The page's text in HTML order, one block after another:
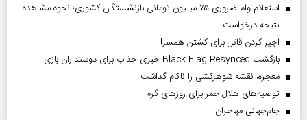
استعلام وام ضروری ۷۵ میلیون تومانی بازنشستگان کشوری؛ نحوه مشاهده
نتیجه درخواست
اجیر کردن قاتل برای کشتن همسر!
بازگشت Black Flag Resynced خبری جذاب برای دوستداران بازی
معجزه، نقشه شوهرکشی را ناکام گذاشت
توصیه‌های هلال‌احمر برای روز‌های گرم
جام‌جهانی مهاجران